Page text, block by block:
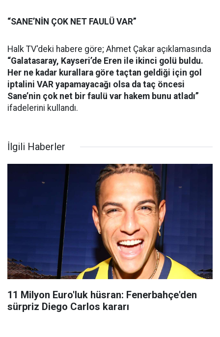
“SANE’NİN ÇOK NET FAULÜ VAR”
Halk TV'deki habere göre; Ahmet Çakar açıklamasında
“Galatasaray, Kayseri’de Eren ile ikinci golü buldu.
Her ne kadar kurallara göre taçtan geldiği için gol
iptalini VAR yapamayacağı olsa da taç öncesi
Sane’nin çok net bir faulü var hakem bunu atladı”
ifadelerini kullandı.
İlgili Haberler
11 Milyon Euro'luk hüsran: Fenerbahçe'den
sürpriz Diego Carlos kararı